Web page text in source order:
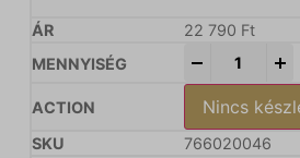
22 790 Ft
Nincs
766020046